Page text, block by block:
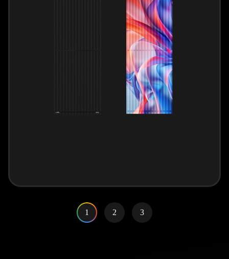
1 2 3